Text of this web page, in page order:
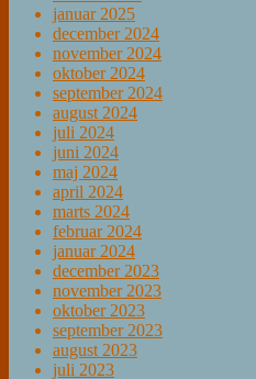
januar 2025
december 2024
november 2024
oktober 2024
september 2024
august 2024
juli 2024
juni 2024
maj 2024
april 2024
marts 2024
februar 2024
januar 2024
december 2023
november 2023
oktober 2023
september 2023
august 2023
juli 2023